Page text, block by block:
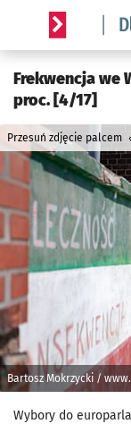
Serwis
Frekwencja we
proc. [4/17]
Bartosz Mokrzycki /
Przesuń zdjęcie palcem
Wybory do